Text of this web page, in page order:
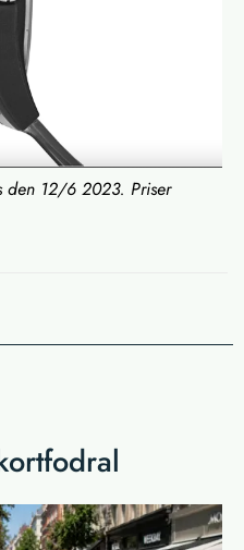
den 12/6 2023. Priser